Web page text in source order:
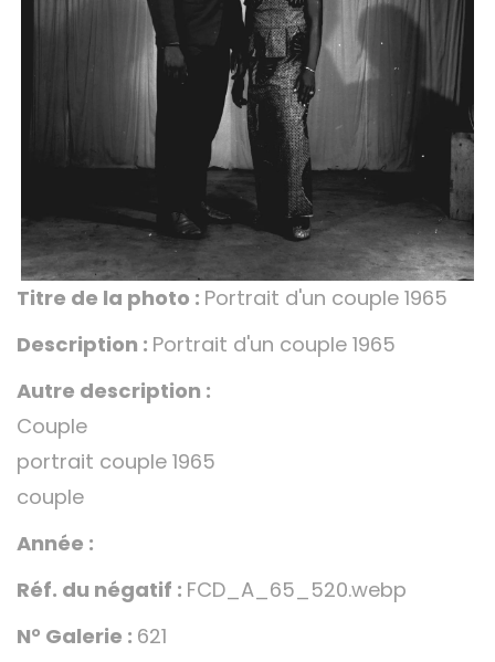
Titre de la photo : Portrait d'un couple 1965
Description : Portrait d'un couple 1965
Autre description :
Couple
portrait couple 1965
couple
Année :
Réf. du négatif : FCD_A_65_520.webp
N° Galerie : 621